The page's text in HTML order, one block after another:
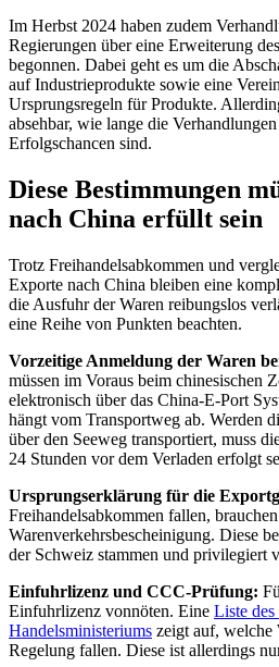
Im Herbst 2024 haben zudem
Regierungen über eine Erweiterung
begonnen. Dabei geht es um die
auf Industrieprodukte sowie eine
Ursprungsregeln für Produkte.
absehbar, wie lange die
Erfolgschancen sind.
Diese Bestimmungen
nach China erfüllt sein
Trotz Freihandelsabkommen und
Exporte nach China bleiben eine
die Ausfuhr der Waren reibungslos
eine Reihe von Punkten beachten.
Vorzeitige Anmeldung der Waren
müssen im Voraus beim chinesischen
elektronisch über das China-E-Port
hängt vom Transportweg ab. Werden
über den Seeweg transportiert, muss
24 Stunden vor dem Verladen erfolgt
Ursprungserklärung für die
Freihandelsabkommen fallen,
Warenverkehrsbescheinigung. Diese
der Schweiz stammen und privilegiert
Einfuhrlizenz und CCC-Prüfung:
Einfuhrlizenz vonnöten. Eine Liste des
Handelsministeriums zeigt auf, welche
Regelung fallen. Diese ist allerdings